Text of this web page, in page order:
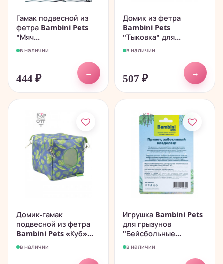
Гамак подвесной из
фетра Bambini Pets
"Мяч...
в наличии
444 ₽
→
Домик из фетра
Bambini Pets
"Тыковка" для...
в наличии
507 ₽
→
Домик-гамак
подвесной из фетра
Bambini Pets «Куб»...
в наличии
Игрушка Bambini Pets
для грызунов
"Бейсбольные...
в наличии